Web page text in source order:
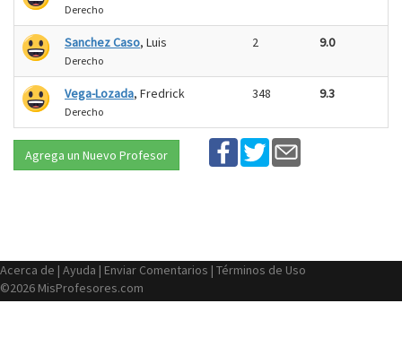
Derecho
Sanchez Caso, Luis
Derecho
2 9.0
Vega-Lozada, Fredrick
Derecho
348 9.3
Agrega un Nuevo Profesor
Acerca de | Ayuda | Enviar Comentarios | Términos de Uso
©2026 MisProfesores.com